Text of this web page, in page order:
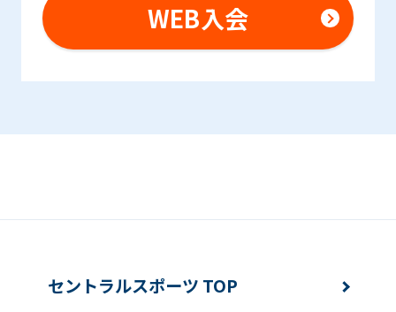
WEB入会
so
it
be
translation.
may
セントラルスポーツ TOP